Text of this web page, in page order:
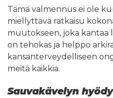
Tämä valmennus ei ole
miellyttävä ratkaisu
muutokseen, joka kantaa
on tehokas ja helppo
kansanterveydelliseen
meitä kaikkia.
Sauvakävelyn